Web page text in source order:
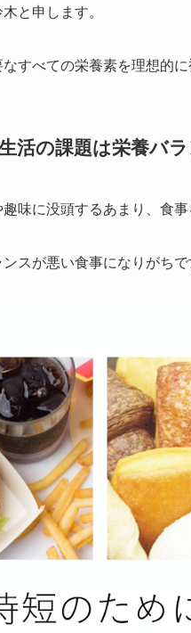
と申します。
すべての栄養素を理想的
活の課題は栄養バ
味に没頭するあまり、食
スが悪い食事になりがち